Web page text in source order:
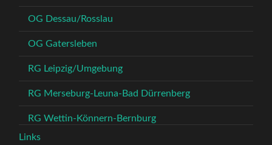
OG Dessau/Rosslau
OG Gatersleben
RG Leipzig/Umgebung
RG Merseburg-Leuna-Bad Dürrenberg
RG Wettin-Könnern-Bernburg
Links